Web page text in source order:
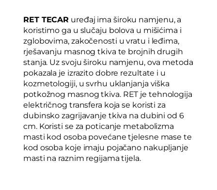
RET TECAR uređaj ima široku namjenu, a
koristimo ga u slučaju bolova u mišićima i
zglobovima, zakočenosti u vratu i leđima,
rješavanju masnog tkiva te brojnih drugih
stanja. Uz svoju široku namjenu, ova metoda
pokazala je izrazito dobre rezultate i u
kozmetologiji, u svrhu uklanjanja viška
potkožnog masnog tkiva. RET je tehnologija
električnog transfera koja se koristi za
dubinsko zagrijavanje tkiva na dubini od 6
cm. Koristi se za poticanje metabolizma
masti kod osoba povećane tjelesne mase te
kod osoba koje imaju pojačano nakupljanje
masti na raznim regijama tijela.